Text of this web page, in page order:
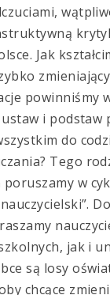
Jak
powinniśmy
i podstaw
do
Tego
poruszamy w
jak i
są losy
chcące